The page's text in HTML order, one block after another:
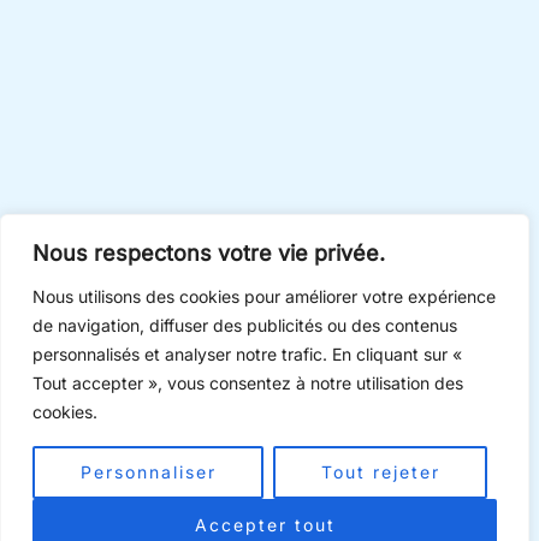
Nous respectons votre vie privée.
Nous utilisons des cookies pour améliorer votre expérience
de navigation, diffuser des publicités ou des contenus
personnalisés et analyser notre trafic. En cliquant sur «
Tout accepter », vous consentez à notre utilisation des
cookies.
Personnaliser Tout rejeter
Accepter tout